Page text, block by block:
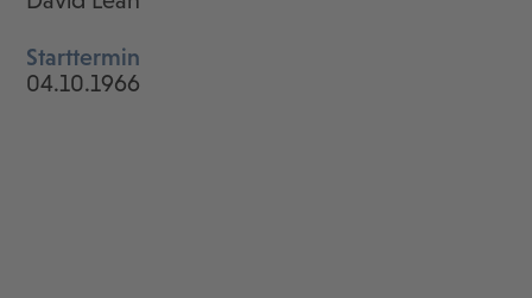
Starttermin
04.10.1966